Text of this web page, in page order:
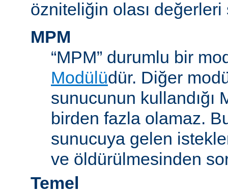
özniteliğin olası değerleri
MPM
“MPM” durumlu bir
Modülüdür. Diğer
sunucunun kullandığı
birden fazla olamaz.
sunucuya gelen
ve öldürülmesinden
Temel